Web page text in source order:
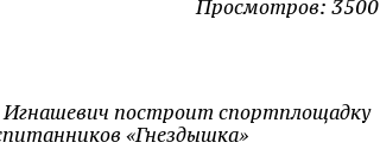
Просмотров: 3500
Игнашевич построит спортплощадку
«Гнездышка»